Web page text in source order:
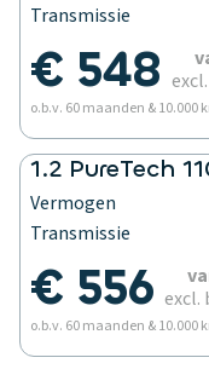
Transmissie
€ 548
o.b.v. 60 maanden & 10.000
1.2 PureTech
Vermogen
Transmissie
€ 556 excl.
o.b.v. 60 maanden & 10.000